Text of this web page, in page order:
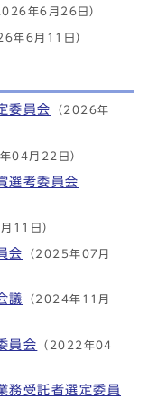
年6月26日）
年6月11日）
委員会 （2026年
04月22日）
選考委員会
11日）
会 （2025年07月
議
（2024年11月
員会
（2022年04
務受託者選定委員